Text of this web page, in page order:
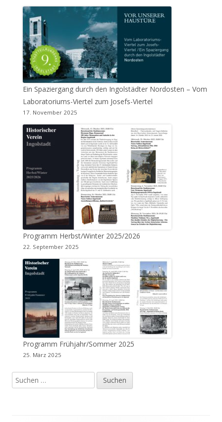
Ein Spaziergang durch den Ingolstädter Nordosten – Vom
Laboratoriums-Viertel zum Josefs-Viertel
17. November 2025
Programm Herbst/Winter 2025/2026
22. September 2025
Programm Frühjahr/Sommer 2025
25. März 2025
Suchen
nach: